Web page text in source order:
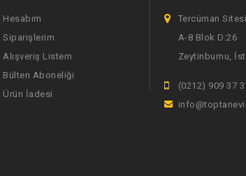
Hesabım
Siparişlerim
Alışveriş Listem
Bülten Aboneliği
Ürün İadesi
Tercüman Sitesi
A-8 Blok D:26
Zeytinburnu,
(0212) 909 37